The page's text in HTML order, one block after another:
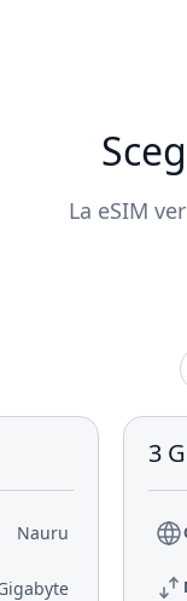
La eSIM
Nauru
3